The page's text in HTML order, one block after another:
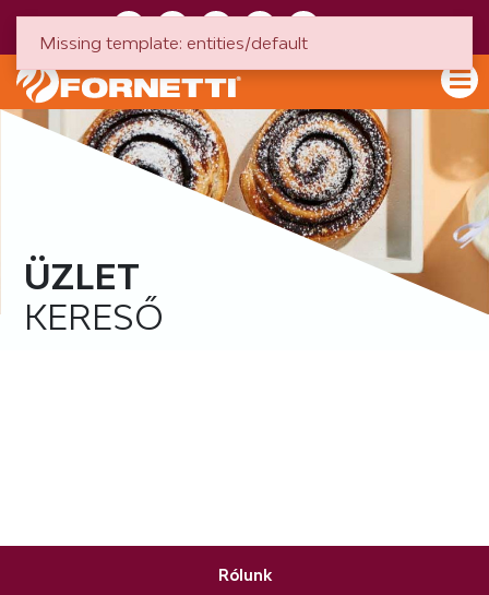
ÜZLET
KERESŐ
Rólunk
Missing template: entities/default